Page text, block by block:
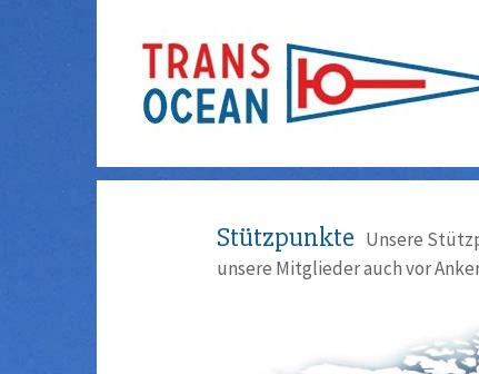
Stützpunkte Unsere
unsere Mitglieder auch vor